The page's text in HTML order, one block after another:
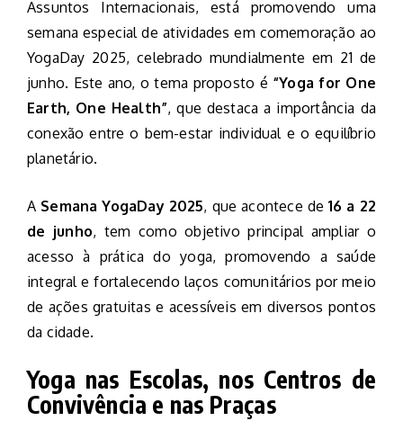
Assuntos Internacionais, está promovendo uma
semana especial de atividades em comemoração ao
YogaDay 2025, celebrado mundialmente em 21 de
junho. Este ano, o tema proposto é “Yoga for One
Earth, One Health”, que destaca a importância da
conexão entre o bem-estar individual e o equilíbrio
planetário.
A Semana YogaDay 2025, que acontece de16 a 22
de junho, tem como objetivo principal ampliar o
acesso à prática do yoga, promovendo a saúde
integral e fortalecendo laços comunitários por meio
de ações gratuitas e acessíveis em diversos pontos
da cidade.
Yoga nas Escolas, nos Centros de
Convivência e nas Praças